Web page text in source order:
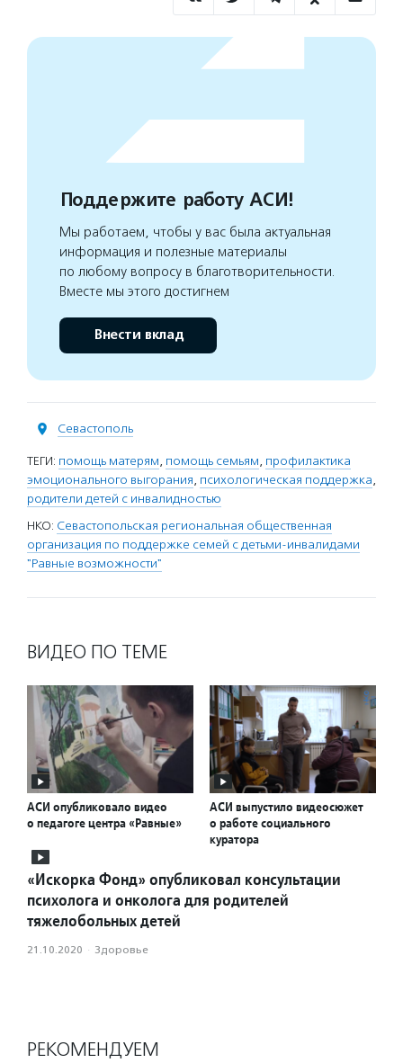
Поддержите работу АСИ!
Мы работаем, чтобы у вас была актуальная
информация и полезные материалы
по любому вопросу в благотворительности.
Вместе мы этого достигнем
Внести вклад
Севастополь
ТЕГИ: помощь матерям, помощь семьям, профилактика
эмоционального выгорания, психологическая поддержка,
родители детей с инвалидностью
НКО: Севастопольская региональная общественная
организация по поддержке семей с детьми-инвалидами
"Равные возможности"
ВИДЕО ПО ТЕМЕ
АСИ опубликовало видео
о педагоге центра «Равные»
АСИ выпустило видеосюжет
о работе социального
куратора
«Искорка Фонд» опубликовал консультации
психолога и онколога для родителей
тяжелобольных детей
21.10.2020 · Здоровье
РЕКОМЕНДУЕМ